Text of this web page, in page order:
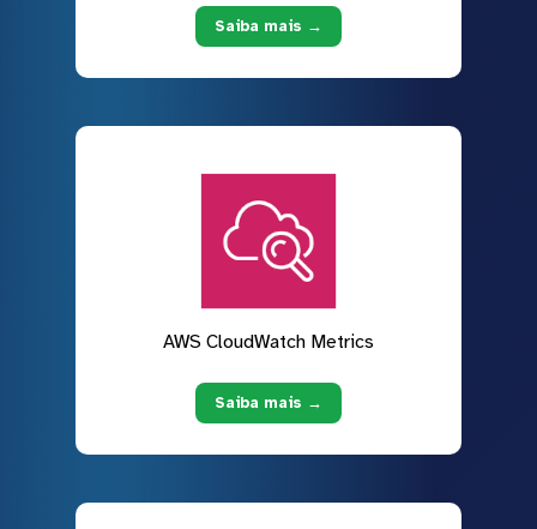
Saiba mais →
AWS CloudWatch Metrics
Saiba mais →